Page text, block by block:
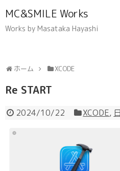
MC&SMILE Works
Works by Masataka Hayashi
ホーム XCODE
Re START
2024/10/22 XCODE,